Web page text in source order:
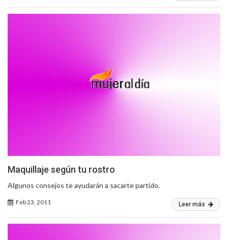
Maquillaje según tu rostro
Algunos consejos te ayudarán a sacarte partido.
Feb 23, 2011 Leer más